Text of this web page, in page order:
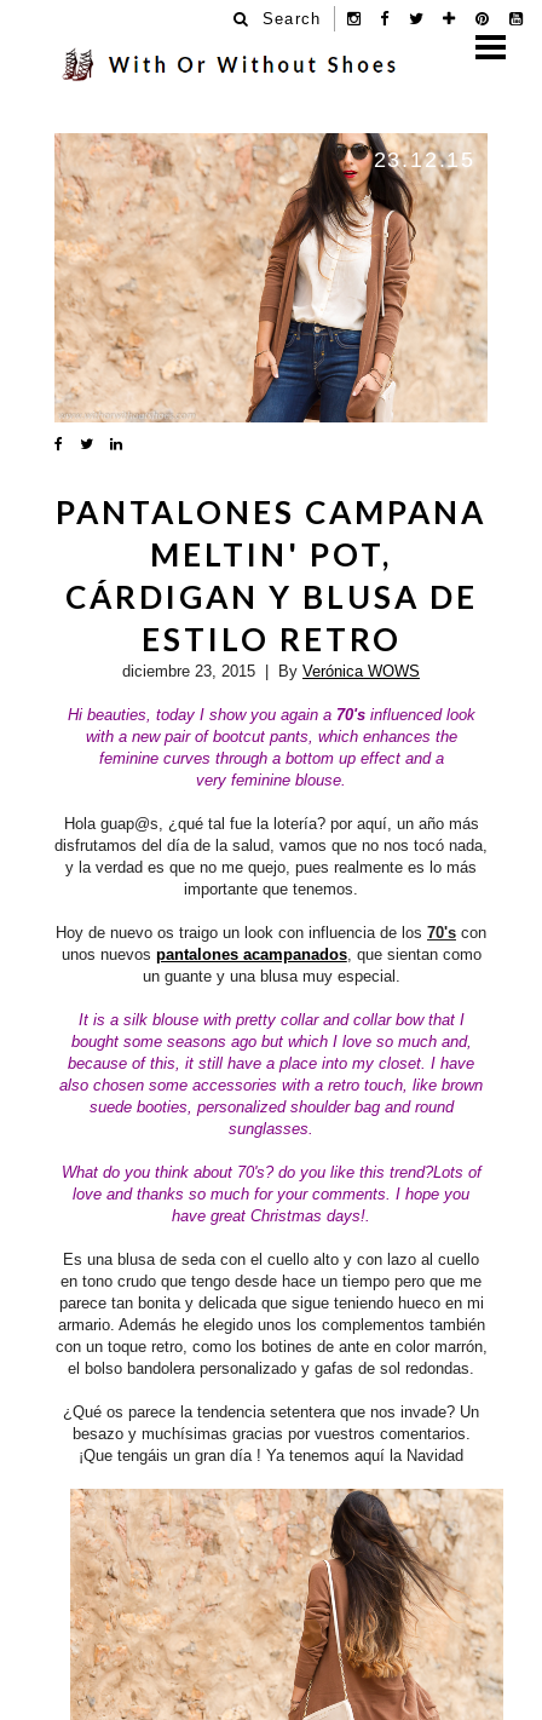
Search
23.12.15
PANTALONES CAMPANA
MELTIN' POT,
CÁRDIGAN Y BLUSA DE
ESTILO RETRO
diciembre 23, 2015 | By Verónica WOWS
Hi beauties, today I show you again a 70's influencedlook
with a new pair of bootcut pants, which enhances the
feminine curves through a bottom up effect and a
very feminine blouse.
Hola guap@s, ¿qué tal fue la lotería? por aquí, un año más
disfrutamos del día de la salud, vamos que no nos tocó nada,
y la verdad es que no me quejo, pues realmente es lo más
importante que tenemos.
Hoy de nuevo os traigo un look con influencia de los 70's con
unos nuevos pantalones acampanados, que sientan como
un guante y una blusa muy especial.
It is a silk blouse with pretty collar and collar bowthat I
bought some seasons ago but which I love so much and,
because of this, it still have a place into my closet. I have
also chosen some accessories with a retro touch, like brown
suede booties, personalized shoulder bag and round
sunglasses.
What do you think about 70's? do you like this trend?Lots of
love and thanks so much for your comments. I hope you
have great Christmas days!.
Es una blusa de seda con el cuello alto y con lazo al cuello
en tono crudo que tengo desde hace un tiempo pero que me
parece tan bonita y delicada que sigue teniendo hueco en mi
armario. Además he elegido unos los complementos también
con un toque retro, como los botines de ante en color marrón,
el bolso bandolera personalizado y gafas de sol redondas.
¿Qué os parece la tendencia setentera que nos invade? Un
besazo y muchísimas gracias por vuestros comentarios.
¡Que tengáis un gran día ! Ya tenemos aquí la Navidad